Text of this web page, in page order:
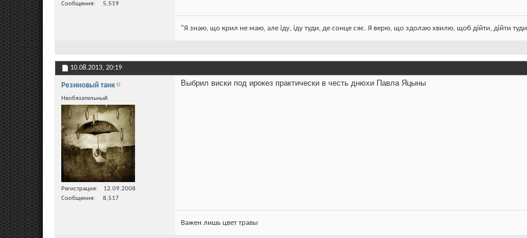
Сообщения
5,519
"Я знаю, що крил не маю, але іду, іду туди, де сонце сяє. Я верю, що здолаю хвилю, щоб дійти, дійти
10.08.2013, 20:19
Резиновый танк
Необязательный
Регистрация
12.09.2008
Сообщения
8,517
Выбрил виски под ирокез практически в честь днюхи Павла Яцыны
Важен лишь цвет травы